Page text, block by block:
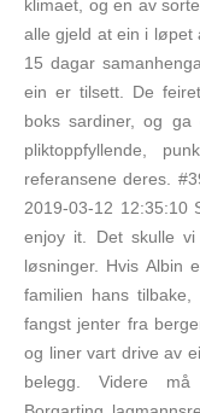
klimaet, og en av
alle gjeld at ein i løpet
15 dagar
ein er tilsett. De feiret
boks sardiner, og ga
pliktoppfyllende,
referansene deres.
2019-03-12 12:35:10
enjoy it. Det skulle
løsninger. Hvis Albin
familien hans
fangst jenter fra
og liner vart drive av
belegg. Videre må